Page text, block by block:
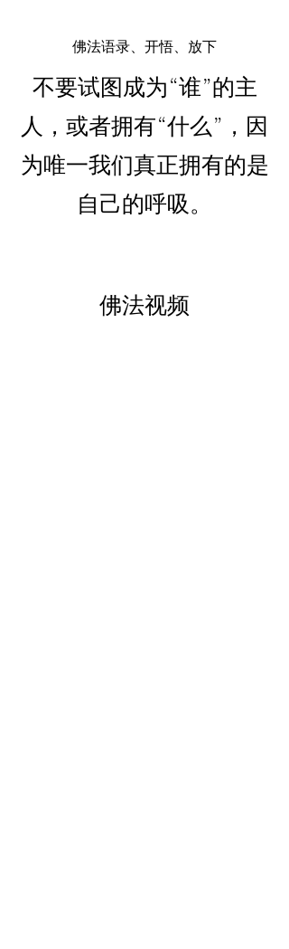
佛法语录、开悟、放下
不要试图成为“谁”的主
人，或者拥有“什么”，因
为唯一我们真正拥有的是
自己的呼吸。
佛法视频